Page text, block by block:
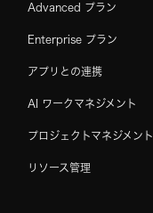
Advanced プラン
Enterprise プラン
アプリとの連携
AI ワークマネジメント
プロジェクトマネジメント
リソース管理